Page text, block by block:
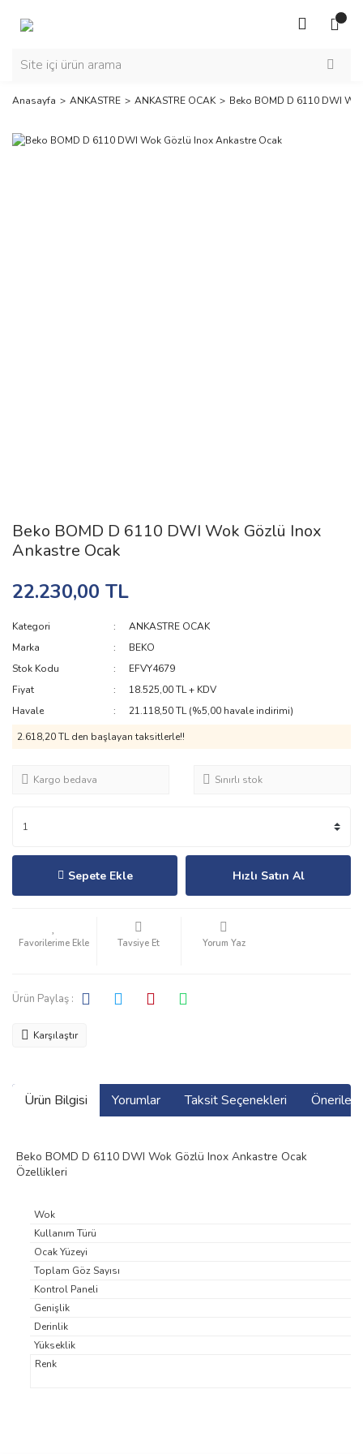
Anasayfa ANKASTRE ANKASTRE OCAK Beko BOMD D 6110 DWI
Beko BOMD D 6110 DWI Wok Gözlü Inox
Ankastre Ocak
22.230,00 TL
Kategori
ANKASTRE OCAK
Marka
BEKO
Stok Kodu
EFVY4679
Fiyat
18.525,00 TL + KDV
Havale
21.118,50 TL (%5,00 havale indirimi)
2.618,20 TL den başlayan taksitlerle!!
Kargo bedava Sınırlı stok
Sepete Ekle Hızlı Satın Al
Tavsiye Et Yorum Yaz
Ürün Paylaş :
Karşılaştır
Ürün Bilgisi Yorumlar Taksit Seçenekleri
Beko BOMD D 6110 DWI Wok Gözlü Inox Ankastre Ocak
Özellikleri
Wok
Kullanım Türü
Ocak Yüzeyi
Toplam Göz Sayısı
Kontrol Paneli
Genişlik
Derinlik
Yükseklik
Renk